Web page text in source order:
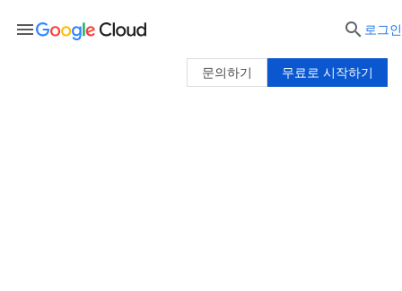
menu  로그인
무료로 시작하기
문의하기